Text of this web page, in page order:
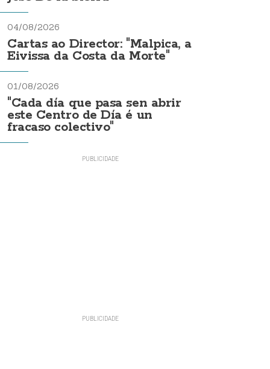
04/08/2026
Cartas ao Director: "Malpica, a
Eivissa da Costa da Morte"
01/08/2026
"Cada día que pasa sen abrir
este Centro de Día é un
fracaso colectivo"